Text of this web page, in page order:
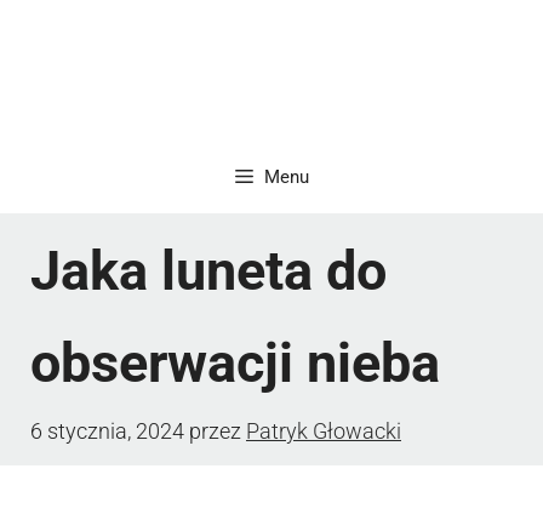
Menu
Jaka luneta do
obserwacji nieba
6 stycznia, 2024 przez Patryk Głowacki